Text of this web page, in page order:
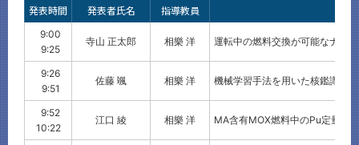
発表時間
発表者氏名 指導教員
9:00
9:25
寺山 正太郎 相樂 洋 運転中の燃料交換が可能なナト
9:26
9:51
佐藤 颯 相樂 洋 機械学習手法を用いた核鑑識の
9:52
10:22
江口 綾 相樂 洋 MA含有MOX燃料中のPu定量へ